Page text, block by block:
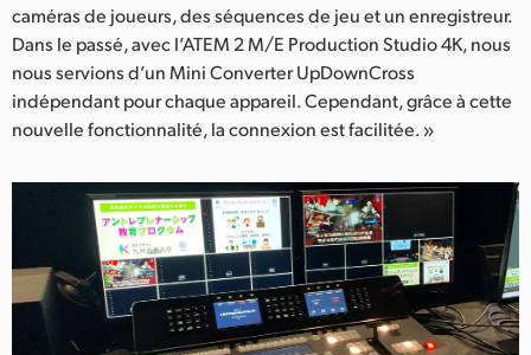
caméras de joueurs, des séquences de jeu et un enregistreur.
Dans le passé, avec l’ATEM 2 M/E Production Studio 4K, nous
nous servions d’un Mini Converter UpDownCross
indépendant pour chaque appareil. Cependant, grâce à cette
nouvelle fonctionnalité, la connexion est facilitée. »